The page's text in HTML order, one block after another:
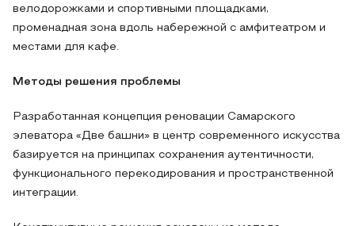
велодорожками и спортивными площадками,
променадная зона вдоль набережной с амфитеатром и
местами для кафе.
Методы решения проблемы
Разработанная концепция реновации Самарского
элеватора «Две башни» в центр современного искусства
базируется на принципах сохранения аутентичности,
функционального перекодирования и пространственной
интеграции.